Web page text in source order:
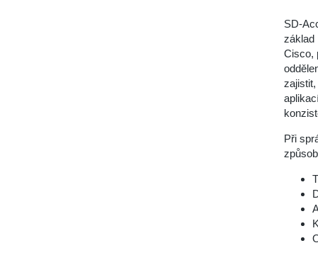
SD-
základ
Cisco,
Při